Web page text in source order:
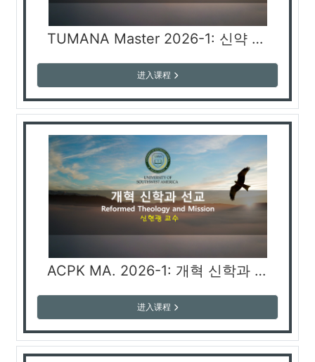
TUMANA Master 2026-1: 신약 신학 New Testament Theology (이용곤 교수)
进入课程
ACPK MA. 2026-1: 개혁 신학과 선교 Reformed Theology and Mission (신현광 교수)
进入课程